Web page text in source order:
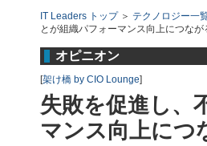
IT Leaders トップ＞ テクノロジー一
とが組織パフォーマンス向上につなが
オピニオン
[架け橋 by CIO Lounge]
失敗を促進し、
マンス向上につ